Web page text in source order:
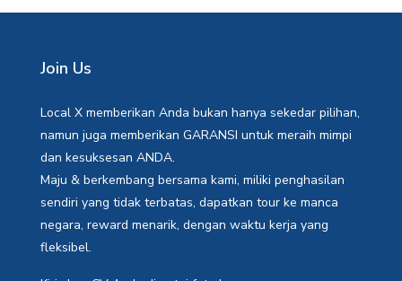
Join Us
Local X memberikan Anda bukan hanya sekedar pilihan,
namun juga memberikan GARANSI untuk meraih mimpi
dan kesuksesan ANDA.
Maju & berkembang bersama kami, miliki penghasilan
sendiri yang tidak terbatas, dapatkan tour ke manca
negara, reward menarik, dengan waktu kerja yang
fleksibel.